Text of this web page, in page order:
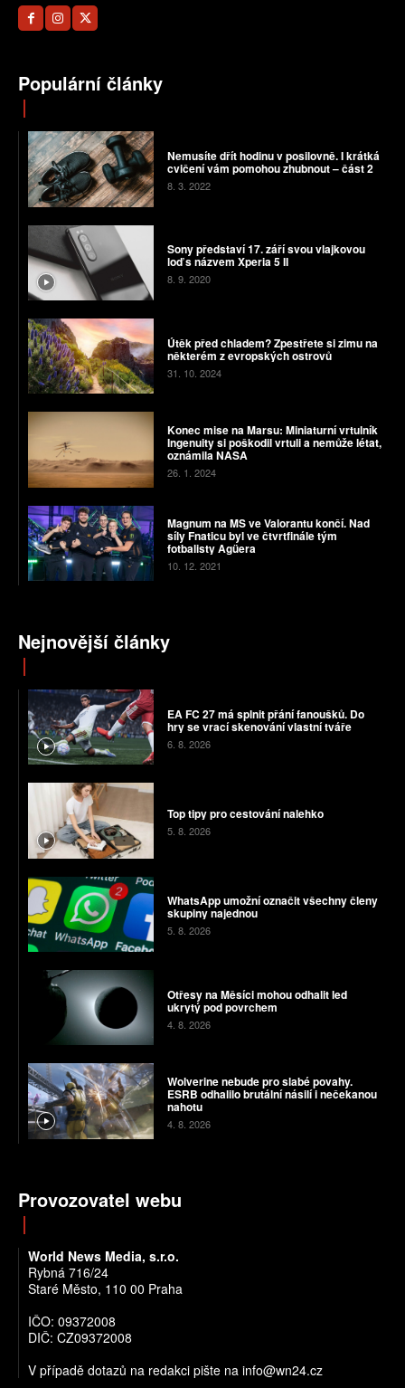
Populární články
Nemusíte dřít hodinu v posilovně. I krátká
cvičení vám pomohou zhubnout – část 2
8. 3. 2022
Sony představí 17. září svou vlajkovou
loď s názvem Xperia 5 II
8. 9. 2020
Útěk před chladem? Zpestřete si zimu na
některém z evropských ostrovů
31. 10. 2024
Konec mise na Marsu: Miniaturní vrtulník
Ingenuity si poškodil vrtuli a nemůže létat,
oznámila NASA
26. 1. 2024
Magnum na MS ve Valorantu končí. Nad
síly Fnaticu byl ve čtvrtfinále tým
fotbalisty Agüera
10. 12. 2021
Nejnovější články
EA FC 27 má splnit přání fanoušků. Do
hry se vrací skenování vlastní tváře
6. 8. 2026
Top tipy pro cestování nalehko
5. 8. 2026
WhatsApp umožní označit všechny členy
skupiny najednou
5. 8. 2026
Otřesy na Měsíci mohou odhalit led
ukrytý pod povrchem
4. 8. 2026
Wolverine nebude pro slabé povahy.
ESRB odhalilo brutální násilí i nečekanou
nahotu
4. 8. 2026
Provozovatel webu
World News Media, s.r.o.
Rybná 716/24
Staré Město, 110 00 Praha
IČO: 09372008
DIČ: CZ09372008
V případě dotazů na redakci pište na info@wn24.cz